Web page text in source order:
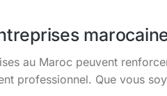
au Maroc peuvent
professionnel. Que vous